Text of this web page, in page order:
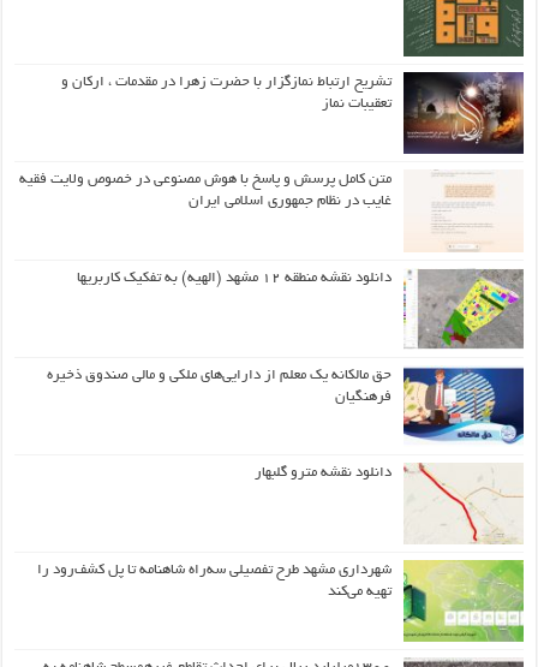
تشریح ارتباط نمازگزار با حضرت زهرا در مقدمات ، ارکان و
تعقیبات نماز
متن کامل پرسش و پاسخ با هوش مصنوعی در خصوص ولایت فقیه
غایب در نظام جمهوری اسلامی ایران
دانلود نقشه منطقه ۱۲ مشهد (الهیه) به تفکیک کاربریها
حق مالکانه یک معلم از دارایی‌های ملکی و مالی صندوق ذخیره
فرهنگیان
دانلود نقشه مترو گلبهار
شهرداری مشهد طرح تفصیلی سه‌راه شاهنامه تا پل کشف‌رود را
تهیه می‌کند